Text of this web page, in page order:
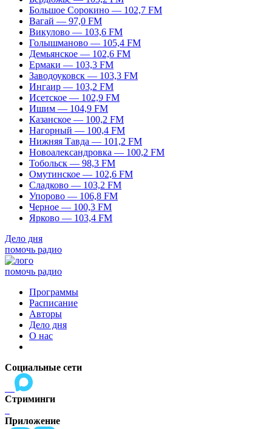
Большое Сорокино — 102,7 FM
Вагай — 97,0 FM
Викулово — 103,6 FM
Голышманово — 105,4 FM
Демьянское — 102,6 FM
Ермаки — 103,3 FM
Заводоуковск — 103,3 FM
Ингаир — 103,2 FM
Исетское — 102,9 FM
Ишим — 104,9 FM
Казанское — 100,2 FM
Нагорный — 100,4 FM
Нижняя Тавда — 101,2 FM
Новоалександровка — 100,2 FM
Тобольск — 98,3 FM
Омутинское — 102,6 FM
Сладково — 103,2 FM
Упорово — 106,8 FM
Черное — 100,3 FM
Ярково — 103,4 FM
Дело дня
помочь радио
помочь радио
Программы
Расписание
Авторы
Дело дня
О нас
Социальные сети
Стриминги
Приложение